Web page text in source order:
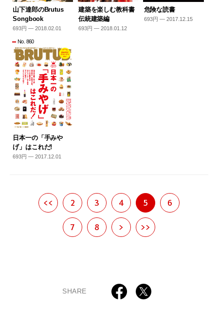
山下達郎のBrutus
Songbook
693円 — 2018.02.01
建築を楽しむ教科書
伝統建築編
693円 — 2018.01.12
危険な読書
693円 — 2017.12.15
No. 860
日本一の「手みや
げ」はこれだ!
693円 — 2017.12.01
<< 2 3 4 5 6
7 8 > >>
SHARE